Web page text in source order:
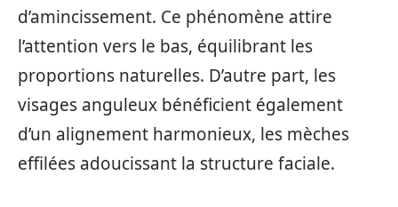
d’amincissement. Ce phénomène attire
l’attention vers le bas, équilibrant les
proportions naturelles. D’autre part, les
visages anguleux bénéficient également
d’un alignement harmonieux, les mèches
effilées adoucissant la structure faciale.